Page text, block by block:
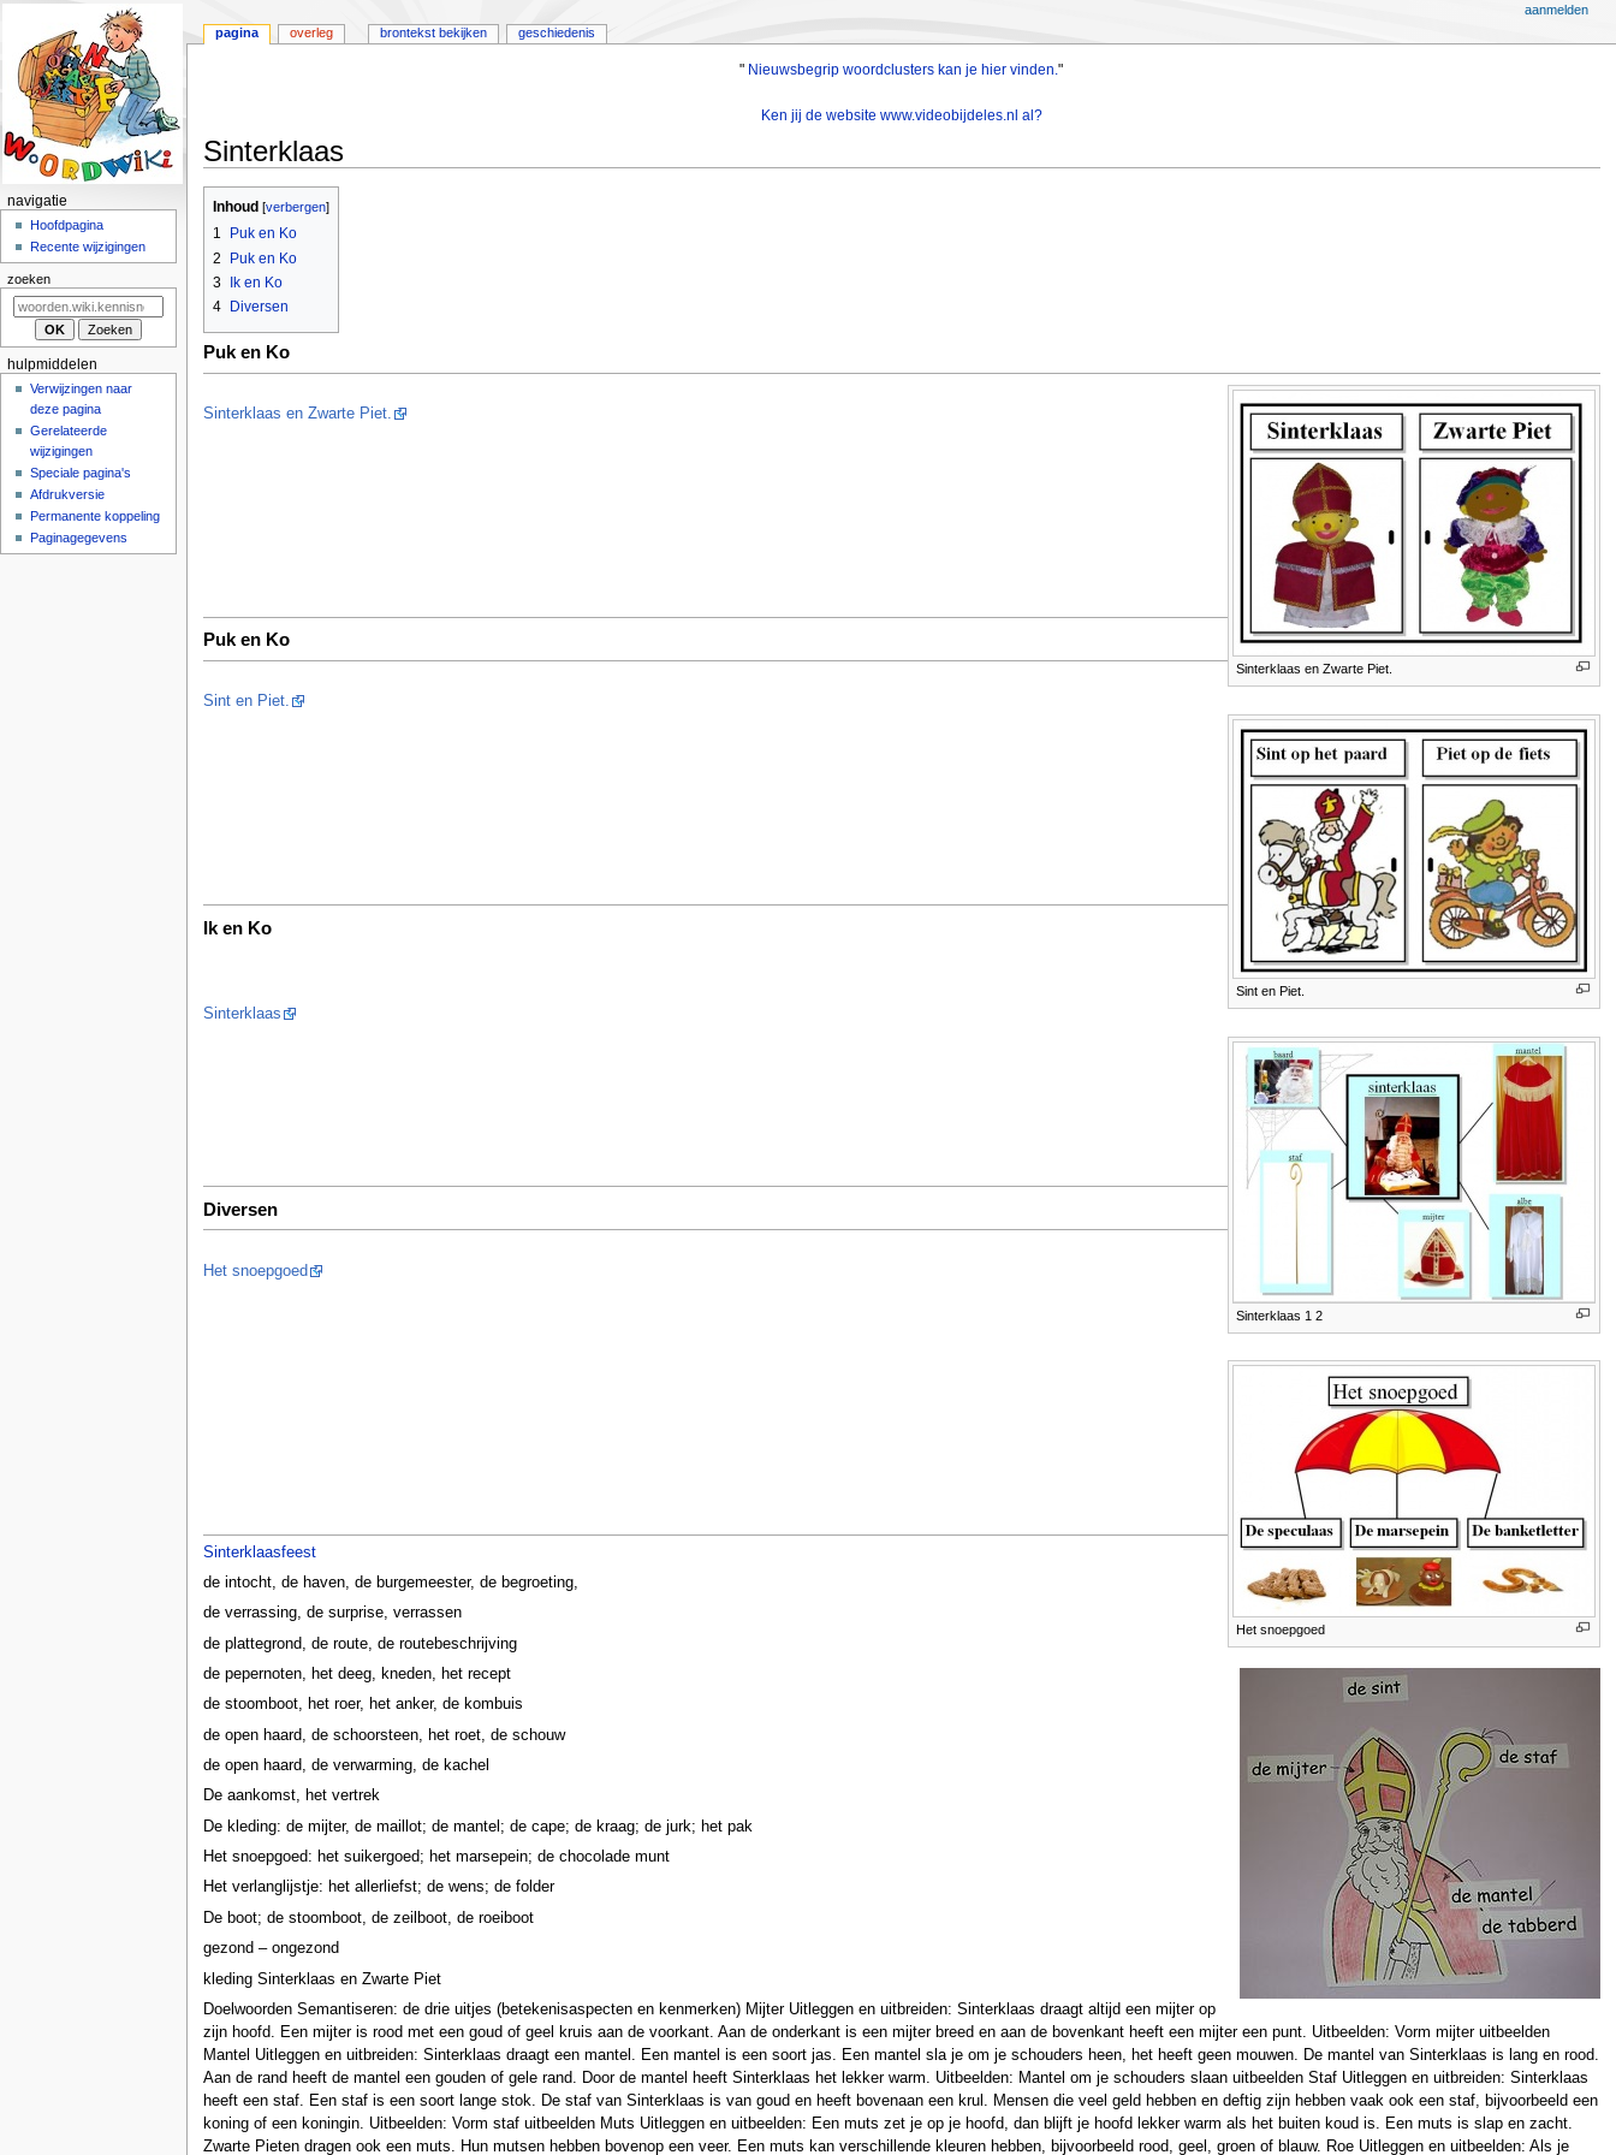
" Nieuwsbegrip woordclusters kan je hier vinden."
Ken jij de website www.videobijdeles.nl al?
Sinterklaas
navigatie
springen
springen
Inhoud
1
Puk en Ko
2
Puk en Ko
3 Ik en Ko
4
Diversen
Puk en Ko
Sinterklaas en Zwarte Piet.
Sinterklaas en Zwarte Piet.
Puk en Ko
Sint en Piet.
Sint en Piet.
Ik en Ko
Sinterklaas 1 2
Sinterklaas
Diversen
Het snoepgoed
Het snoepgoed
Sinterklaasfeest
de intocht, de haven, de burgemeester, de begroeting,
de verrassing, de surprise, verrassen
de plattegrond, de route, de routebeschrijving
de pepernoten, het deeg, kneden, het recept
de stoomboot, het roer, het anker, de kombuis
de open haard, de schoorsteen, het roet, de schouw
de open haard, de verwarming, de kachel
De aankomst, het vertrek
De kleding: de mijter, de maillot; de mantel; de cape; de kraag; de jurk; het pak
Het snoepgoed: het suikergoed; het marsepein; de chocolade munt
Het verlanglijstje: het allerliefst; de wens; de folder
De boot; de stoomboot, de zeilboot, de roeiboot
gezond – ongezond
kleding Sinterklaas en Zwarte Piet
Doelwoorden Semantiseren: de drie uitjes (betekenisaspecten en kenmerken) Mijter Uitleggen en uitbreiden: Sinterklaas draagt altijd een mijter op
zijn hoofd. Een mijter is rood met een goud of geel kruis aan de voorkant. Aan de onderkant is een mijter breed en aan de bovenkant heeft een mijter een punt. Uitbeelden: Vorm mijter uitbeelden
Mantel Uitleggen en uitbreiden: Sinterklaas draagt een mantel. Een mantel is een soort jas. Een mantel sla je om je schouders heen, het heeft geen mouwen. De mantel van Sinterklaas is lang en rood.
Aan de rand heeft de mantel een gouden of gele rand. Door de mantel heeft Sinterklaas het lekker warm. Uitbeelden: Mantel om je schouders slaan uitbeelden Staf Uitleggen en uitbreiden: Sinterklaas
heeft een staf. Een staf is een soort lange stok. De staf van Sinterklaas is van goud en heeft bovenaan een krul. Mensen die veel geld hebben en deftig zijn hebben vaak ook een staf, bijvoorbeeld een
koning of een koningin. Uitbeelden: Vorm staf uitbeelden Muts Uitleggen en uitbeelden: Een muts zet je op je hoofd, dan blijft je hoofd lekker warm als het buiten koud is. Een muts is slap en zacht.
Zwarte Pieten dragen ook een muts. Hun mutsen hebben bovenop een veer. Een muts kan verschillende kleuren hebben, bijvoorbeeld rood, geel, groen of blauw. Roe Uitleggen en uitbeelden: Als je
N
v
i
m
pagina overleg brontekst bekijken geschiedenis
aanmelden
navigatie
Hoofdpagina
Recente wijzigingen
zoeken
hulpmiddelen
Verwijzingen naar
deze pagina
Gerelateerde
wijzigingen
Speciale pagina's
Afdrukversie
Permanente koppeling
Paginagegevens